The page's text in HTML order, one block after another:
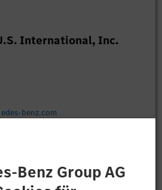
International, Inc.
benz.com
Bewerben